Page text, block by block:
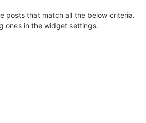
posts that match all the below criteria.
ones in the widget settings.